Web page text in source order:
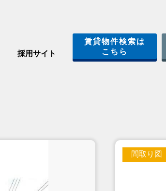
採用サイト
賃貸物件検索は
こちら
間取り図